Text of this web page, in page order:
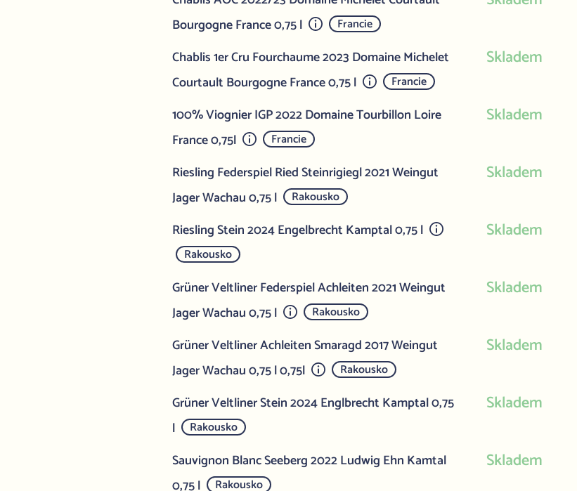
Bourgogne France 0,75 l
Francie
Chablis 1er Cru Fourchaume 2023 Domaine Michelet
Courtault Bourgogne France 0,75 l
Francie
Skladem
100% Viognier IGP 2022 Domaine Tourbillon Loire
France 0,75l
Francie
Skladem
Riesling Federspiel Ried Steinrigiegl 2021 Weingut
Jager Wachau 0,75 l
Rakousko
Skladem
Riesling Stein 2024 Engelbrecht Kamptal 0,75 l
Rakousko
Skladem
Grüner Veltliner Federspiel Achleiten 2021 Weingut
Jager Wachau 0,75 l
Rakousko
Skladem
Grüner Veltliner Achleiten Smaragd 2017 Weingut
Jager Wachau 0,75 l 0,75l
Rakousko
Skladem
Grüner Veltliner Stein 2024 Englbrecht Kamptal 0,75
l
Rakousko
Skladem
Sauvignon Blanc Seeberg 2022 Ludwig Ehn Kamtal
0,75 l
Rakousko
Skladem